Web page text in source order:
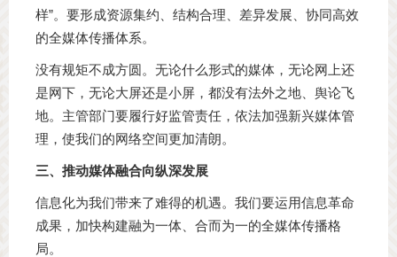
样”。要形成资源集约、结构合理、差异发展、协同高效
的全媒体传播体系。
没有规矩不成方圆。无论什么形式的媒体，无论网上还
是网下，无论大屏还是小屏，都没有法外之地、舆论飞
地。主管部门要履行好监管责任，依法加强新兴媒体管
理，使我们的网络空间更加清朗。
三、推动媒体融合向纵深发展
信息化为我们带来了难得的机遇。我们要运用信息革命
成果，加快构建融为一体、合而为一的全媒体传播格
局。